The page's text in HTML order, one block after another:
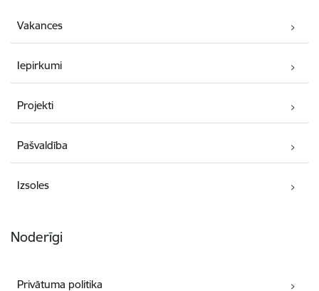
Vakances
Iepirkumi
Projekti
Pašvaldība
Izsoles
Noderīgi
Privātuma politika